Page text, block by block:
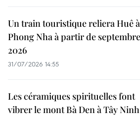
Un train touristique reliera Huê à
Phong Nha à partir de septembre
2026
31/07/2026 14:55
Les céramiques spirituelles font
vibrer le mont Bà Den à Tây Ninh